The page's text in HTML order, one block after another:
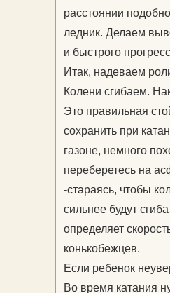
расстоянии
ледник. Делаем
и быстрого
Итак, надеваем
Колени сгибаем.
Это правильная
сохранить при
газоне, немного
переберетесь на
-стараясь, чтобы
сильнее будут
определяет
конькобежцев.
Если ребенок
Во время катания